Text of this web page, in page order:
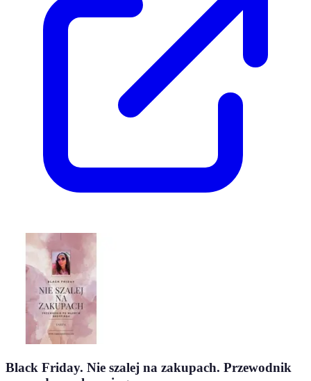
Black Friday. Nie szalej na zakupach. Przewodnik